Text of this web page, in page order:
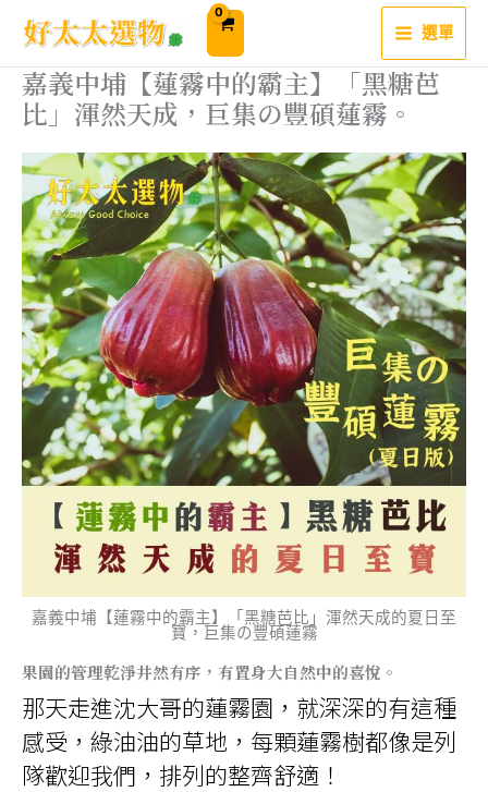
內
選單
嘉義中埔【蓮霧中的霸主】「黑糖芭
比」渾然天成，巨集の豐碩蓮霧。
嘉義中埔【蓮霧中的霸主】「黑糖芭比」渾然天成的夏日至
寶，巨集の豐碩蓮霧
果園的管理乾淨井然有序，有置身大自然中的喜悅。
那天走進沈大哥的蓮霧園，就深深的有這種
感受，綠油油的草地，每顆蓮霧樹都像是列
隊歡迎我們，排列的整齊舒適！